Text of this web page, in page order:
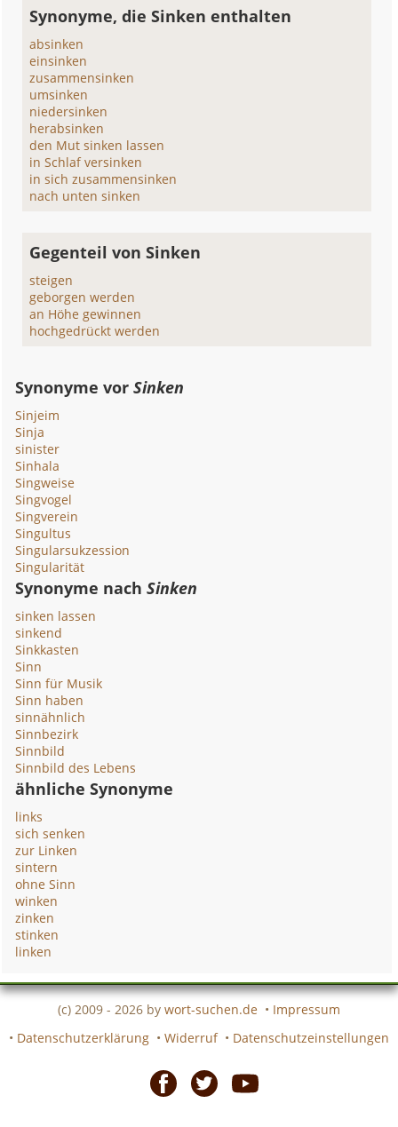
Synonyme, die Sinken enthalten
absinken
einsinken
zusammensinken
umsinken
niedersinken
herabsinken
den Mut sinken lassen
in Schlaf versinken
in sich zusammensinken
nach unten sinken
Gegenteil von Sinken
steigen
geborgen werden
an Höhe gewinnen
hochgedrückt werden
Synonyme vorSinken
Sinjeim
Sinja
sinister
Sinhala
Singweise
Singvogel
Singverein
Singultus
Singularsukzession
Singularität
Synonyme nachSinken
sinken lassen
sinkend
Sinkkasten
Sinn
Sinn für Musik
Sinn haben
sinnähnlich
Sinnbezirk
Sinnbild
Sinnbild des Lebens
ähnliche Synonyme
links
sich senken
zur Linken
sintern
ohne Sinn
winken
zinken
stinken
linken
(c) 2009 - 2026 by wort-suchen.de • Impressum
• Datenschutzerklärung • Widerruf • Datenschutzeinstellungen